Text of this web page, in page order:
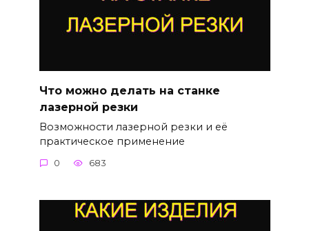
Что можно делать на станке
лазерной резки
Возможности лазерной резки и её
практическое применение
0 683